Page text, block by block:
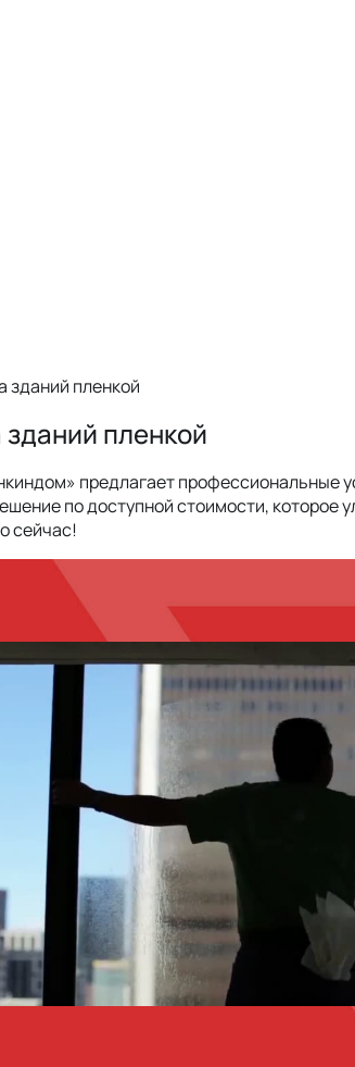
зданий пленкой
пленкой
предлагает профессиональные
по доступной стоимости, которое
сейчас!